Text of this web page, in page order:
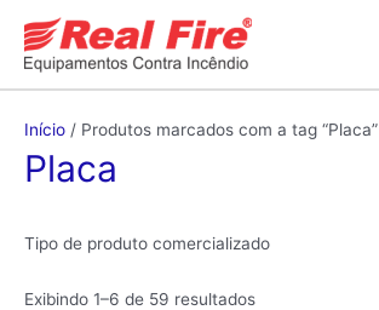
para
conteúdo
Início / Produtos marcados com a tag “Placa”
Placa
Tipo de produto comercializado
Exibindo 1–6 de 59 resultados